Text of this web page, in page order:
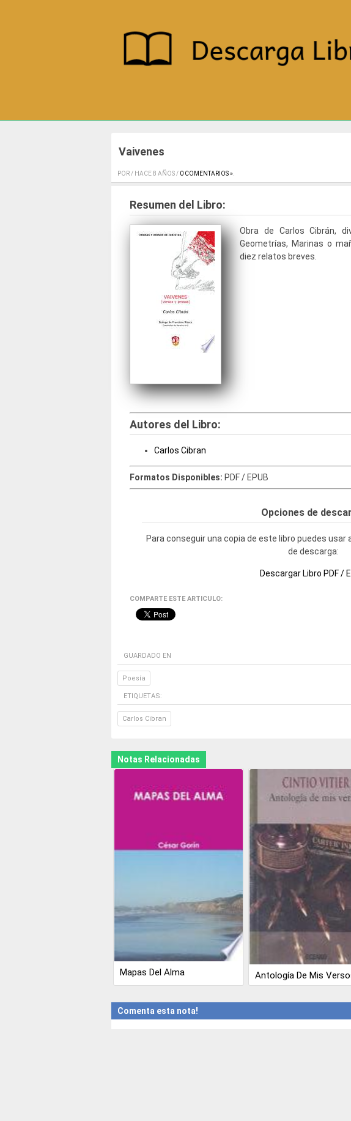
Vaivenes
POR / HACE 8 AÑOS / 0 COMENTARIOS »
Resumen del Libro:
Obra de Carlos Cibrán,
Geometrías, Marinas o
diez relatos breves.
Autores del Libro:
Carlos Cibran
Formatos Disponibles: PDF / EPUB
Opciones de
Para conseguir una copia de este libro puedes usar
de descarga:
Descargar Libro PDF /
COMPARTE ESTE ARTICULO:
GUARDADO EN
Poesía
ETIQUETAS:
Carlos Cibran
Notas Relacionadas
Mapas Del Alma Antología De Mis
Comenta esta nota!